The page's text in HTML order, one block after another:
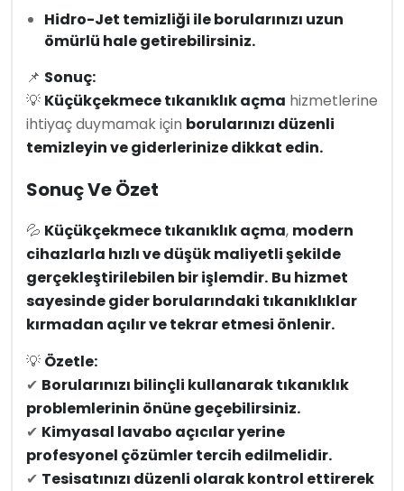
Hidro-Jet temizliği ile borularınızı uzun
ömürlü hale getirebilirsiniz.
📌 Sonuç:
💡 Küçükçekmece tıkanıklık açma hizmetlerine
ihtiyaç duymamak için borularınızı düzenli
temizleyin ve giderlerinize dikkat edin.
Sonuç Ve Özet
💦 Küçükçekmece tıkanıklık açma, modern
cihazlarla hızlı ve düşük maliyetli şekilde
gerçekleştirilebilen bir işlemdir. Bu hizmet
sayesinde gider borularındaki tıkanıklıklar
kırmadan açılır ve tekrar etmesi önlenir.
💡 Özetle:
✔ Borularınızı bilinçli kullanarak tıkanıklık
problemlerinin önüne geçebilirsiniz.
✔ Kimyasal lavabo açıcılar yerine
profesyonel çözümler tercih edilmelidir.
✔ Tesisatınızı düzenli olarak kontrol ettirerek